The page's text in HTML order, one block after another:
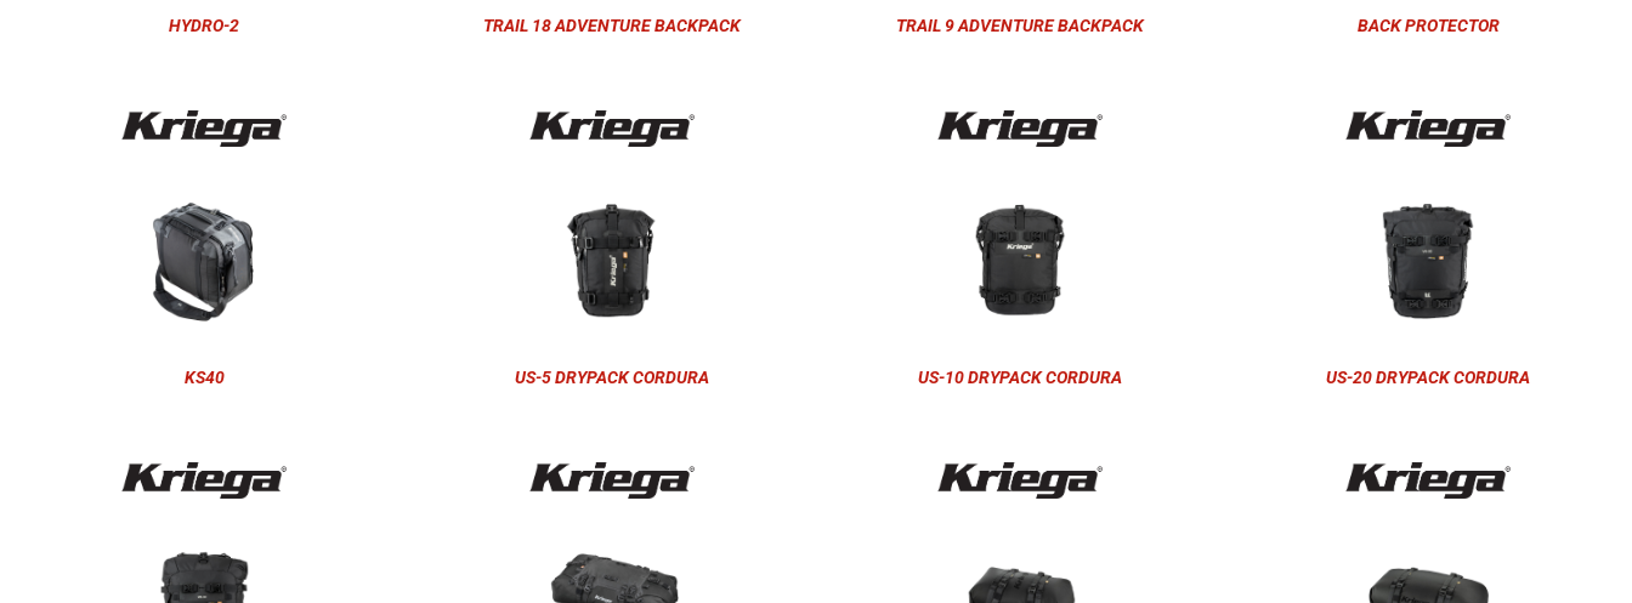
HYDRO-2 TRAIL 18 ADVENTURE BACKPACK TRAIL 9 ADVENTURE BACKPACK BACK PROTECTOR
KS40 US-5 DRYPACK CORDURA US-10 DRYPACK CORDURA US-20 DRYPACK CORDURA